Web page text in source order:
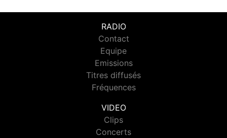
RADIO
Contact
Equipe
Emissions
Titres diffusés
Fréquences
VIDEO
Clips
Concerts